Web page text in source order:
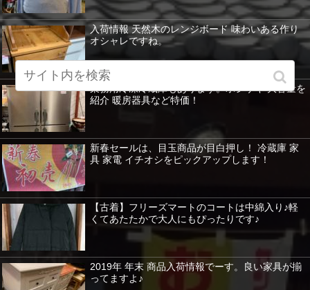
入荷情報 天然木のレンジボード 味わいある作り
オシャレですね。
業務用冷凍冷蔵庫もあります。ホシザキ 大容量を
紹介 暖房器具など特価！
新春セールは、目玉商品が目白押し！ 冷蔵庫 家
具 家電 イチオシをピックアップします！
【古着】フリーズマートのコートは中綿入り♪軽
くてあたたかで大人にもぴったりです♪
2019年 年末 商品入荷情報でーす。良い家具が揃
ってますよ♪